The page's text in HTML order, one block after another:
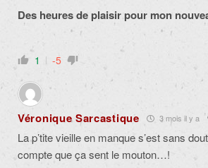
Des heures de plaisir pour mon
1 -5
Véronique Sarcastique 3 mois il y a
La p’tite vieille en manque s’est sans
compte que ça sent le mouton…!